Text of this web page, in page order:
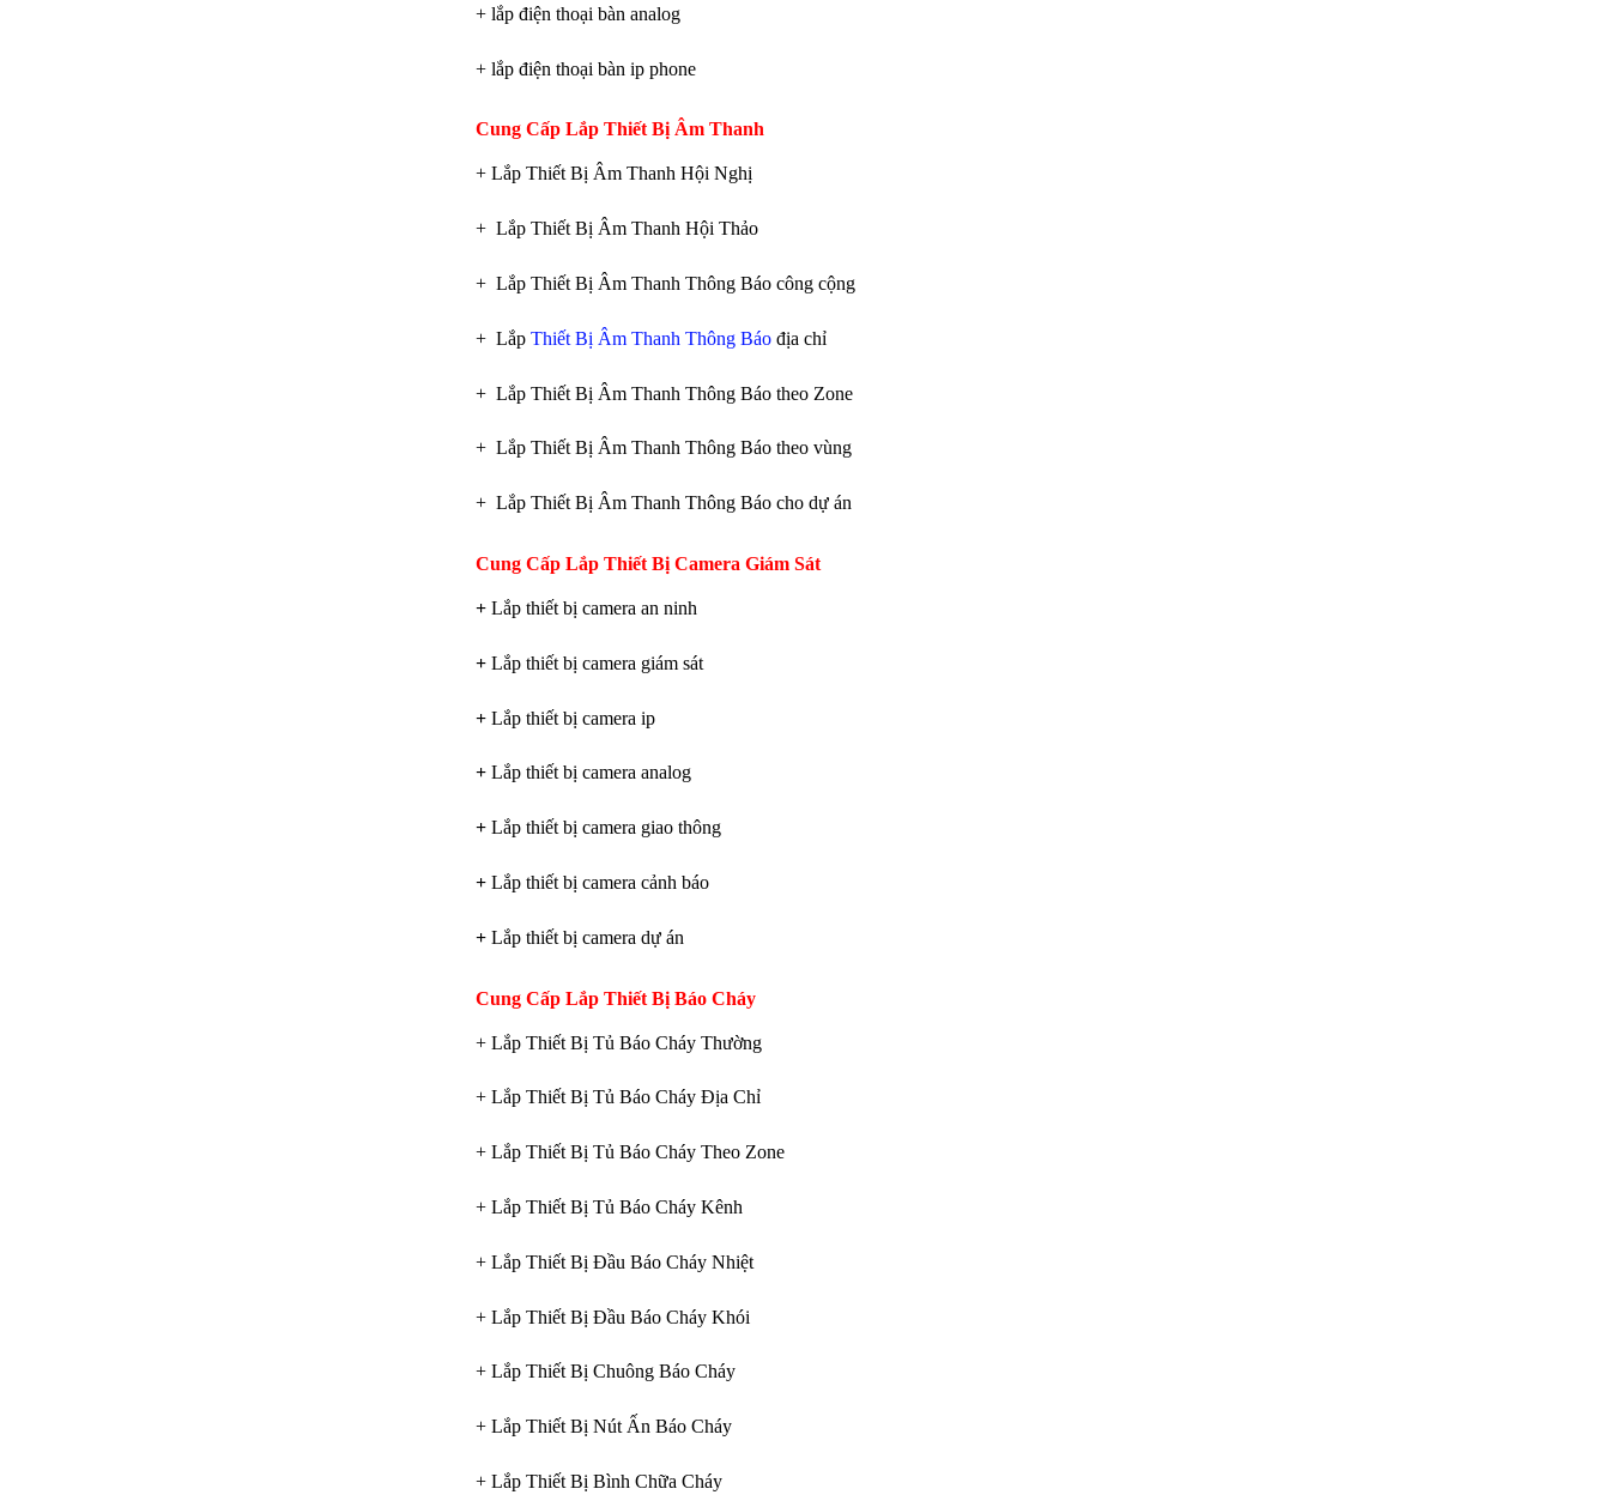
+ lắp điện thoại bàn analog
+ lắp điện thoại bàn ip phone
Cung Cấp Lắp Thiết Bị Âm Thanh
+ Lắp Thiết Bị Âm Thanh Hội Nghị
+ Lắp Thiết Bị Âm Thanh Hội Thảo
+ Lắp Thiết Bị Âm Thanh Thông Báo công cộng
+ Lắp Thiết Bị Âm Thanh Thông Báo địa chỉ
+ Lắp Thiết Bị Âm Thanh Thông Báo theo Zone
+ Lắp Thiết Bị Âm Thanh Thông Báo theo vùng
+ Lắp Thiết Bị Âm Thanh Thông Báo cho dự án
Cung Cấp Lắp Thiết Bị Camera Giám Sát
+ Lắp thiết bị camera an ninh
+ Lắp thiết bị camera giám sát
+ Lắp thiết bị camera ip
+ Lắp thiết bị camera analog
+ Lắp thiết bị camera giao thông
+ Lắp thiết bị camera cảnh báo
+ Lắp thiết bị camera dự án
Cung Cấp Lắp Thiết Bị Báo Cháy
+ Lắp Thiết Bị Tủ Báo Cháy Thường
+ Lắp Thiết Bị Tủ Báo Cháy Địa Chỉ
+ Lắp Thiết Bị Tủ Báo Cháy Theo Zone
+ Lắp Thiết Bị Tủ Báo Cháy Kênh
+ Lắp Thiết Bị Đầu Báo Cháy Nhiệt
+ Lắp Thiết Bị Đầu Báo Cháy Khói
+ Lắp Thiết Bị Chuông Báo Cháy
+ Lắp Thiết Bị Nút Ấn Báo Cháy
+ Lắp Thiết Bị Bình Chữa Cháy